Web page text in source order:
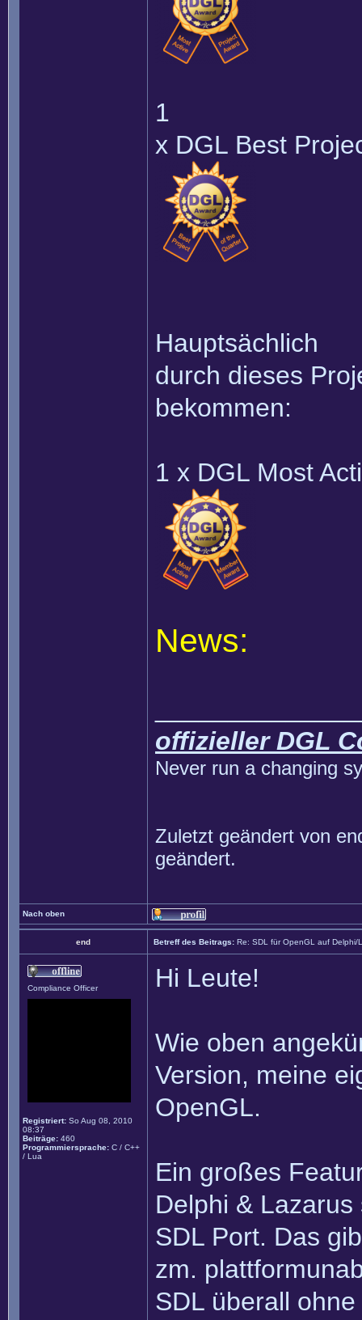
1
x DGL Best
Hauptsächlich
durch dieses
bekommen:
1 x DGL Most
News:
offizieller DGL
Never run a changing
Zuletzt geändert von
geändert.
Nach oben
end Betreff des Beitrags: Re: SDL für OpenGL auf Delphi/
Compliance Officer
Registriert: So Aug 08, 2010
08:37
Beiträge: 460
Programmiersprache: C / C++
/ Lua
Hi Leute!
Wie oben
Version, meine
OpenGL.
Ein großes
Delphi &
SDL Port. Das
zm.
SDL überall